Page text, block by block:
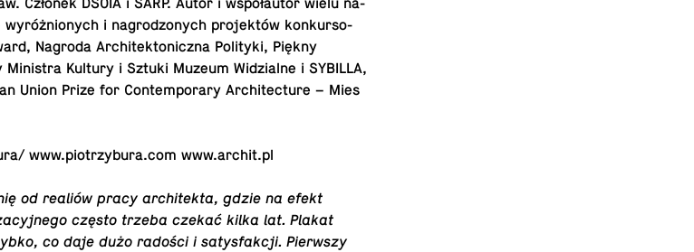
Członek DSOIA i SARP. Autor i współ­au­tor wielu na­
i na­gro­dzo­nych pro­jek­tów kon­kur­so­
Nagroda Ar­chi­tek­to­nicz­na Po­li­ty­ki, Piękny
Mi­ni­stra Kultury i Sztuki Muzeum Wi­dzial­ne i SYBILLA,
Union Prize for Con­tem­po­ra­ry Ar­chi­tec­tu­re – Mies
www.​piotrzybura.​com www.​archit.​pl
od realiów pracy ar­chi­tek­ta, gdzie na efekt
często trzeba czekać kilka lat. Plakat
co daje dużo radości i sa­tys­fak­cji. Pierw­szy